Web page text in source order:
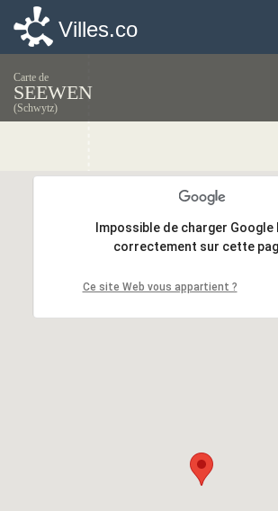
Villes.co
Carte de
SEEWEN
(Schwytz)
Impossible de charger Google
correctement sur cette
Ce site Web vous appartient ?
Impossible de charger Google
correctement sur cette
Ce site Web vous appartient ?
Villes.co